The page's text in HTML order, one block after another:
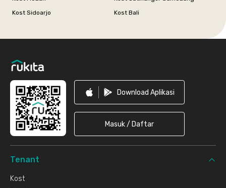
Kost Sidoarjo
Kost Bali
Download Aplikasi
Masuk / Daftar
Tenant
Kost